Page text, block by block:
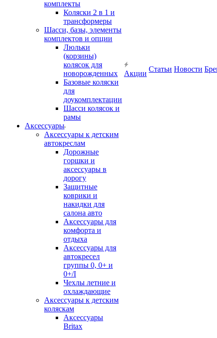
комплекты
Коляски 2 в 1 и
трансформеры
Шасси, базы, элементы
комплектов и опции
Люльки
(корзины)
колясок для
новорожденных
Базовые коляски
для
доукомплектации
Шасси колясок и
рамы
Аксессуары
Аксессуары к детским
автокреслам
Дорожные
горшки и
аксессуары в
дорогу
Защитные
коврики и
накидки для
салона авто
Аксессуары для
комфорта и
отдыха
Аксессуары для
автокресел
группы 0, 0+ и
0+/I
Чехлы летние и
охлаждающие
Аксессуары к детским
коляскам
Аксессуары
Britax
Акции
Статьи Новости